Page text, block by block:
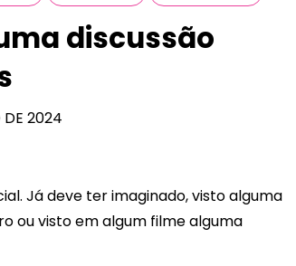
discussão
DE 2024
Já deve ter imaginado, visto alguma
ou visto em algum filme alguma